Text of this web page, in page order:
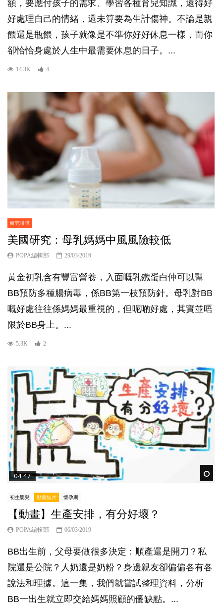
額，要應付孩子的需求、學習各種育兒知識，還得好
好處理自己的情緒，還未算要為生計傷神。不論是親
餵還是瓶餵，孩子就像是不準你好好休息一樣，而你
卻恰恰身處於人生中最需要休息的日子。...
14.3K 4
研究咁講
美國研究：母乳媽媽中風風險較低
POPA編輯部 29/03/2019
黃金初乳含有豐富營養，入面嘅乳鐵蛋白仲可以幫
BB預防多種腸病毒，係BB第一枝預防針。母乳對BB
嘅好處往往係媽媽最重視的，但呢啲好處，其實並唔
限於BB身上。...
5.3K 2
04:47
初生嬰兒 動畫短片 懷孕期
【動畫】生產安排，有分好壞？
POPA編輯部 06/03/2019
BB出生前，父母要做很多決定：順產還是開刀？私
院還是公院？人奶還是奶粉？身邊親友卻偏偏各有各
說法和理據。這一集，我們就嘗試整理資料，分析
BB一出生就立即交給媽媽照顧的優缺點。...